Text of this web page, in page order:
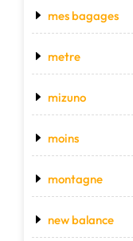
mes bagages
metre
mizuno
moins
montagne
new balance